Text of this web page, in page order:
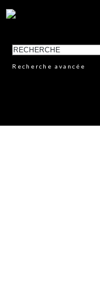
Recherche avancée